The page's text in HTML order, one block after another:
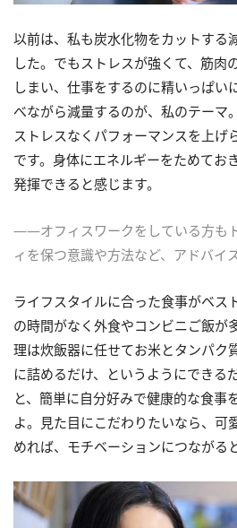
以前は、私も炭水化物をカットする
した。でもストレスが強くて、筋肉
しまい、仕事をするのに精いっぱい
べながら減量するのが、私のテーマ
ストレスなくパフォーマンスを上げ
です。身体にエネルギーをためてお
発揮できると感じます。
――オフィスワークをしている方も
ィを保つ意識や方法など、アドバイ
ライフスタイルに合った食事がベス
の時間がなく外食やコンビニご飯が
理は炊飯器に任せてお米とタンパク
に詰めるだけ、というようにできる
と、簡単に自分好みで健康的な食事
よ。見た目にこだわりたいなら、可
めれば、モチベーションにつながる